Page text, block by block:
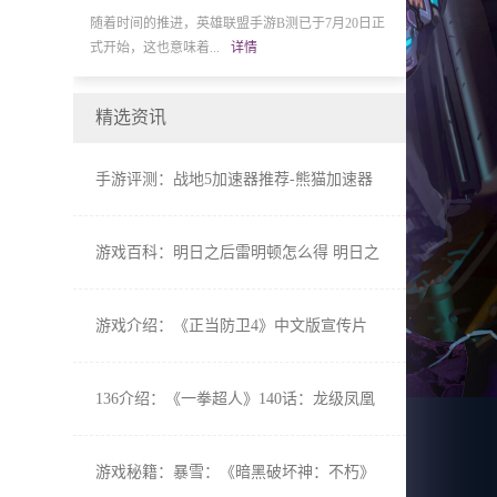
BANDAI NAMCO Entertainment近日公布预定今年
冬季发售的PlayStati...
详情
对游玩过《闪之
“战术导力器（オ
精选资讯
手游评测：战地5加速器推荐-熊猫加速器
游戏百科：明日之后雷明顿怎么得 明日之
游戏介绍：《正当防卫4》中文版宣传片
136介绍：《一拳超人》140话：龙级凤凰
游戏秘籍：暴雪：《暗黑破坏神：不朽》